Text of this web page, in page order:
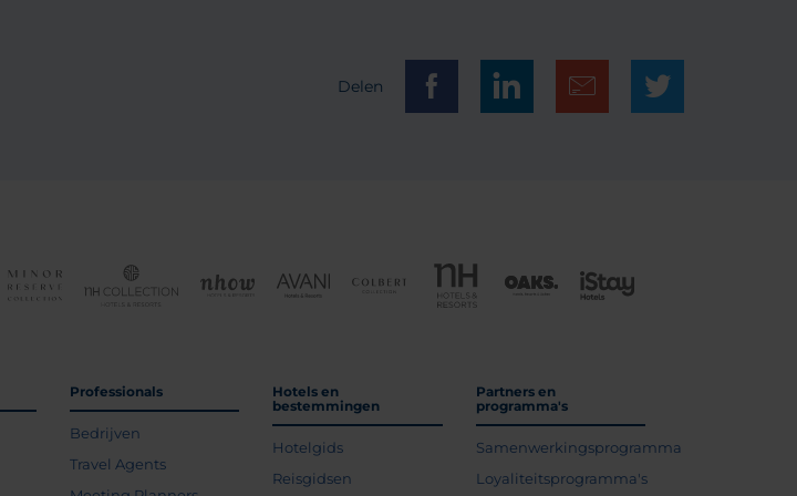
Delen
Professionals
Bedrijven
Travel Agents
Hotels en
bestemmingen
Hotelgids
Reisgidsen
Partners en
programma's
Samenwerkingsprogramma
Loyaliteitsprogramma's